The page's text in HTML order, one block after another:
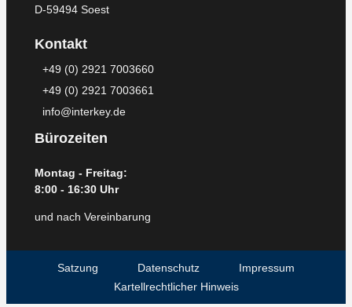
D-59494 Soest
Kontakt
+49 (0) 2921 7003660
+49 (0) 2921 7003661
info@interkey.de
Bürozeiten
Montag - Freitag:
8:00 - 16:30 Uhr
und nach Vereinbarung
Satzung Datenschutz
Impressum
Kartellrechtlicher Hinweis